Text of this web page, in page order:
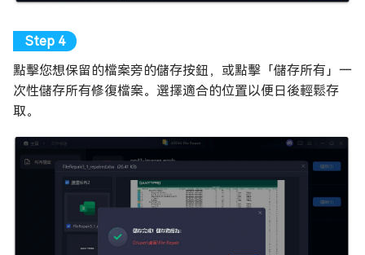
點擊您想保留的檔案旁的儲存按鈕，或點擊「儲存所有」一
次性儲存所有修復檔案。選擇適合的位置以便日後輕鬆存
取。